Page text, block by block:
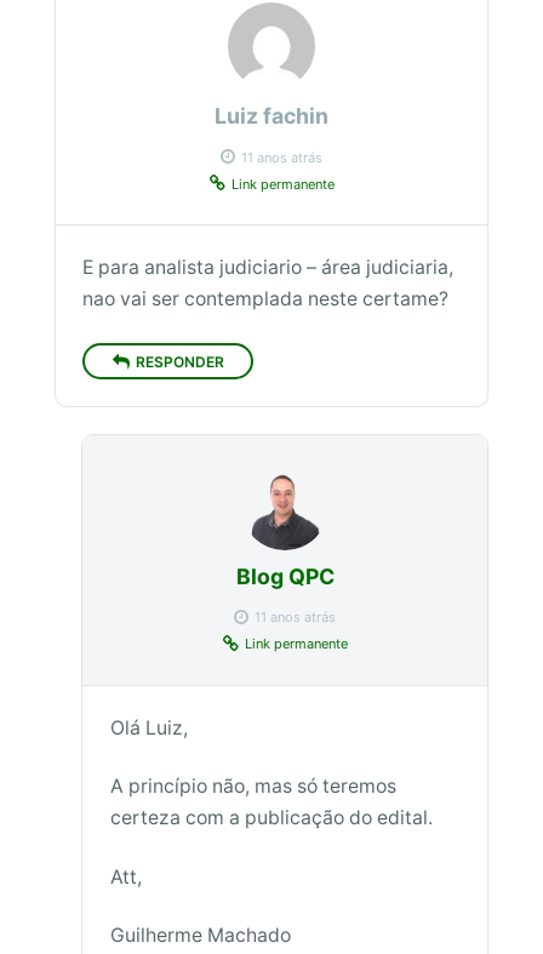
Luiz fachin
11 anos atrás
Link permanente
E para analista judiciario – área judiciaria,
nao vai ser contemplada neste certame?
RESPONDER
Blog QPC
11 anos atrás
Link permanente
Olá Luiz,
A princípio não, mas só teremos
certeza com a publicação do edital.
Att,
Guilherme Machado